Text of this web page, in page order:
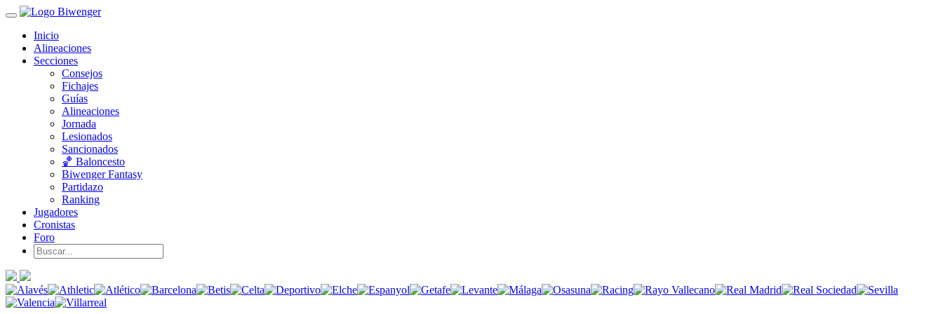
Inicio
Alineaciones
Secciones
Consejos
Fichajes
Guías
Alineaciones
Jornada
Lesionados
Sancionados
🏀 Baloncesto
Biwenger Fantasy
Partidazo
Ranking
Jugadores
Cronistas
Foro